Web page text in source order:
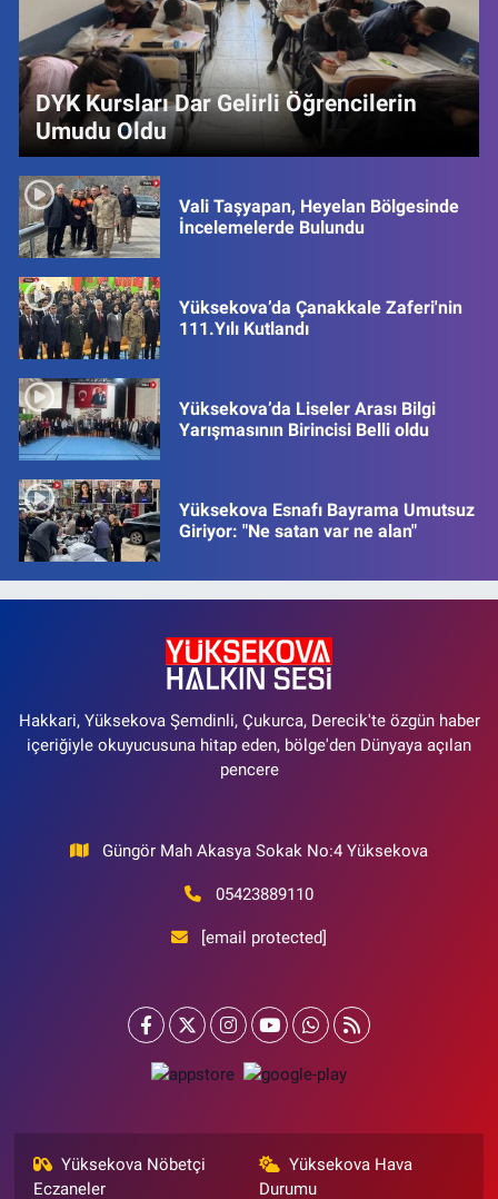
DYK Kursları Dar Gelirli Öğrencilerin
Umudu Oldu
Vali Taşyapan, Heyelan Bölgesinde
İncelemelerde Bulundu
Yüksekova’da Çanakkale Zaferi'nin
111.Yılı Kutlandı
Yüksekova’da Liseler Arası Bilgi
Yarışmasının Birincisi Belli oldu
Yüksekova Esnafı Bayrama Umutsuz
Giriyor: "Ne satan var ne alan"
Hakkari, Yüksekova Şemdinli, Çukurca, Derecik'te özgün haber
içeriğiyle okuyucusuna hitap eden, bölge'den Dünyaya açılan
pencere
Güngör Mah Akasya Sokak No:4 Yüksekova
05423889110
[email protected]
Yüksekova Nöbetçi
Eczaneler
Yüksekova Hava
Durumu